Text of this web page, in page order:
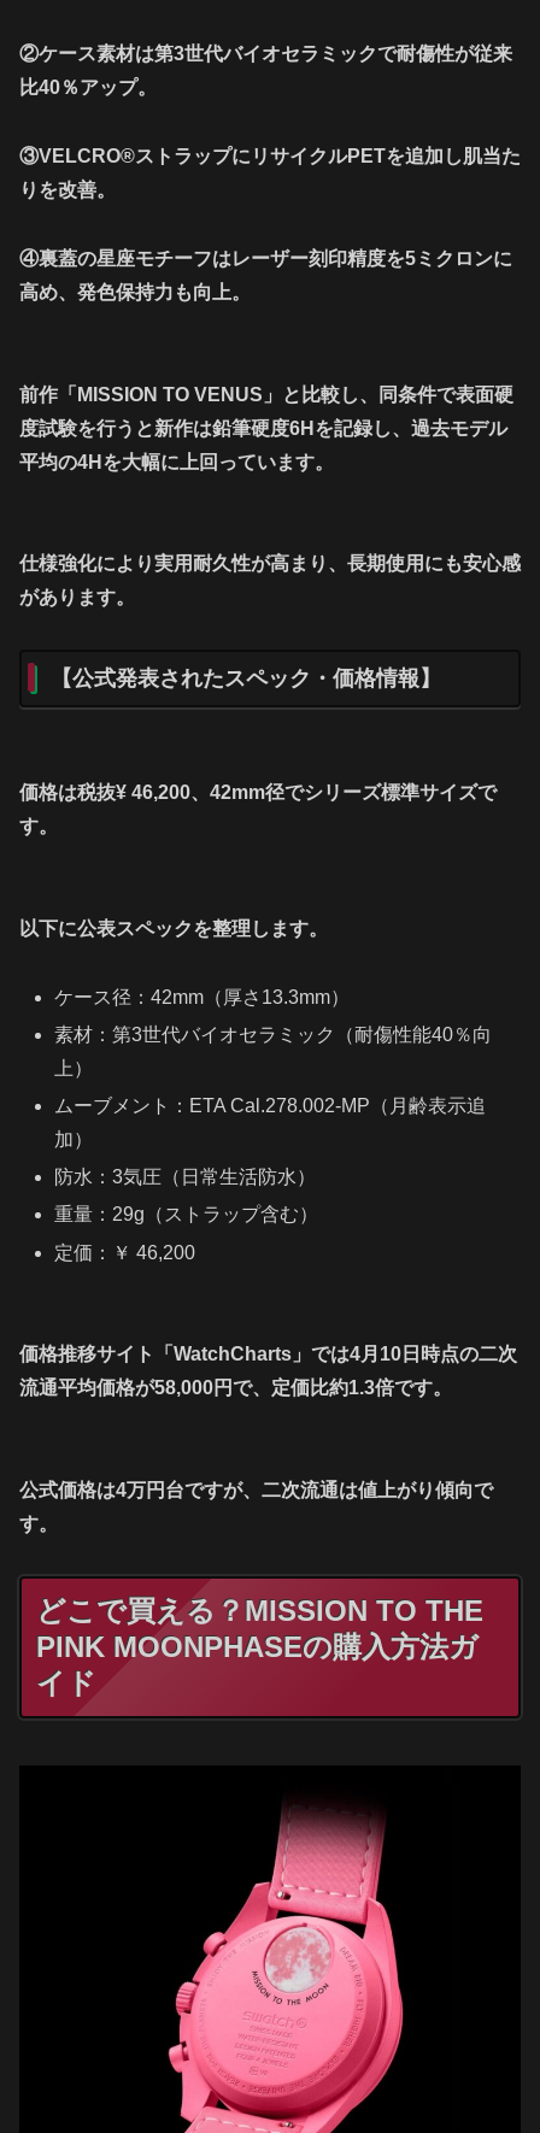
②ケース素材は第3世代バイオセラミックで耐傷性が従来
比40％アップ。
③VELCRO®ストラップにリサイクルPETを追加し肌当た
りを改善。
④裏蓋の星座モチーフはレーザー刻印精度を5ミクロンに
高め、発色保持力も向上。
前作「MISSION TO VENUS」と比較し、同条件で表面硬
度試験を行うと新作は鉛筆硬度6Hを記録し、過去モデル
平均の4Hを大幅に上回っています。
仕様強化により実用耐久性が高まり、長期使用にも安心感
があります。
【公式発表されたスペック・価格情報】
価格は税抜¥ 46,200、42mm径でシリーズ標準サイズで
す。
以下に公表スペックを整理します。
ケース径：42mm（厚さ13.3mm）
素材：第3世代バイオセラミック（耐傷性能40％向
上）
ムーブメント：ETA Cal.278.002‑MP（月齢表示追
加）
防水：3気圧（日常生活防水）
重量：29g（ストラップ含む）
定価：￥ 46,200
価格推移サイト「WatchCharts」では4月10日時点の二次
流通平均価格が58,000円で、定価比約1.3倍です。
公式価格は4万円台ですが、二次流通は値上がり傾向で
す。
どこで買える？MISSION TO THE
PINK MOONPHASEの購入方法ガ
イド